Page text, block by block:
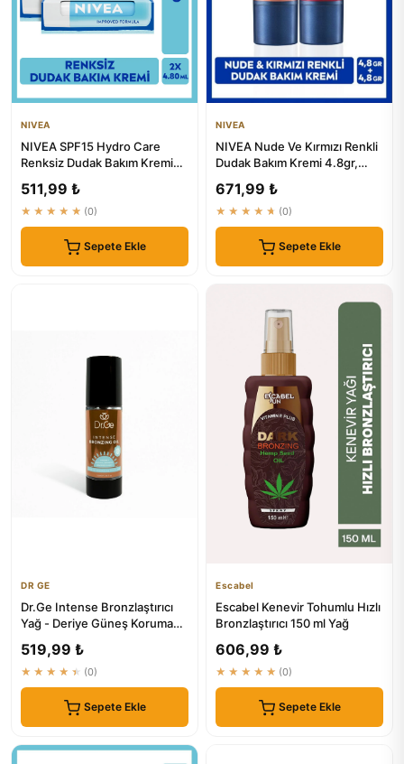
NIVEA
NIVEA SPF15 Hydro Care
Renksiz Dudak Bakım Kremi
Adet
511,99 ₺
★★★★★ (0)
Sepete Ekle
NIVEA
NIVEA Nude Ve Kırmızı Renkli
Dudak Bakım Kremi 4.8gr,
671,99 ₺
★★★★★ (0)
Sepete Ekle
DR GE
Dr.Ge Intense Bronzlaştırıcı
Yağ - Deriye Güneş Koruma
519,99 ₺
★★★★★ (0)
Sepete Ekle
Escabel
Escabel Kenevir Tohumlu Hızlı
Bronzlaştırıcı 150 ml Yağ
606,99 ₺
★★★★★ (0)
Sepete Ekle